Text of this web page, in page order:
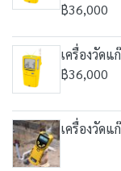
฿36,000
เครื่องวัดแ
฿36,000
เครื่องวัดแ